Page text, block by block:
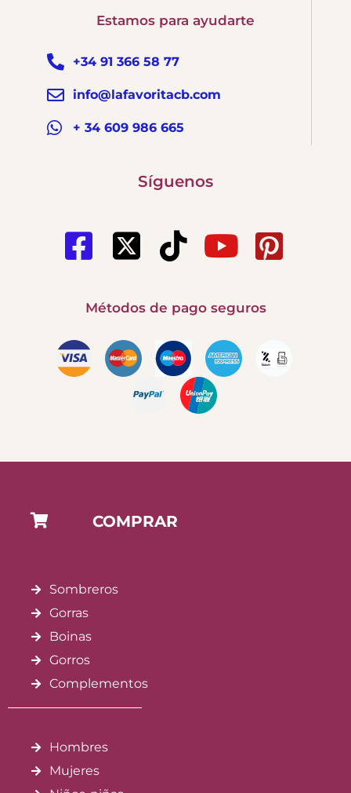
Estamos para ayudarte
+34 91 366 58 77
info@lafavoritacb.com
+ 34 609 986 665
Síguenos
Métodos de pago seguros
COMPRAR
Sombreros
Gorras
Boinas
Gorros
Complementos
Hombres
Mujeres